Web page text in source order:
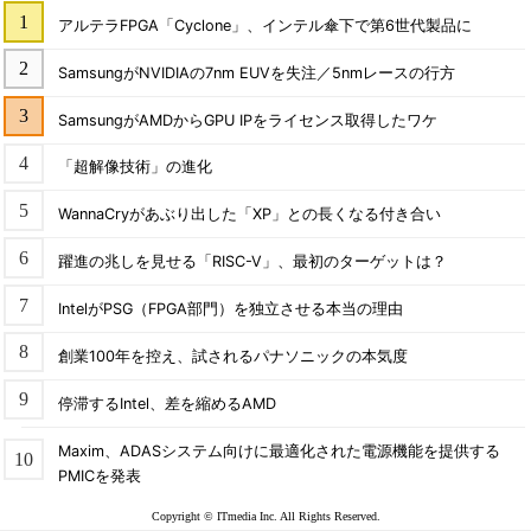
アルテラFPGA「Cyclone」、インテル傘下で第6世代製品に
SamsungがNVIDIAの7nm EUVを失注／5nmレースの行方
SamsungがAMDからGPU IPをライセンス取得したワケ
「超解像技術」の進化
WannaCryがあぶり出した「XP」との長くなる付き合い
躍進の兆しを見せる「RISC-V」、最初のターゲットは？
IntelがPSG（FPGA部門）を独立させる本当の理由
創業100年を控え、試されるパナソニックの本気度
停滞するIntel、差を縮めるAMD
Maxim、ADASシステム向けに最適化された電源機能を提供する
PMICを発表
Copyright © ITmedia Inc. All Rights Reserved.